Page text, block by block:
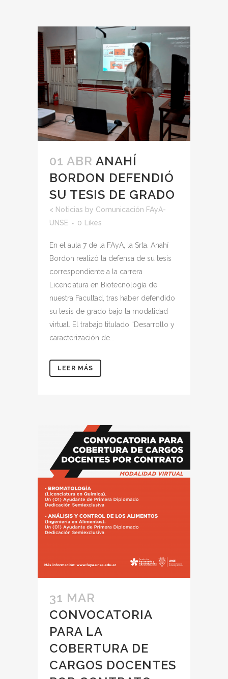
01 ABR ANAHÍ
BORDON DEFENDIÓ
SU TESIS DE GRADO
< Noticias by Comunicación FAyA-
UNSE
0 Likes
En el aula 7 de la FAyA, la Srta. Anahí
Bordon realizó la defensa de su tesis
correspondiente a la carrera
Licenciatura en Biotecnología de
nuestra Facultad, tras haber defendido
su tesis de grado bajo la modalidad
virtual. El trabajo titulado “Desarrollo y
caracterización de...
LEER MÁS
31 MAR
CONVOCATORIA
PARA LA
COBERTURA DE
CARGOS DOCENTES